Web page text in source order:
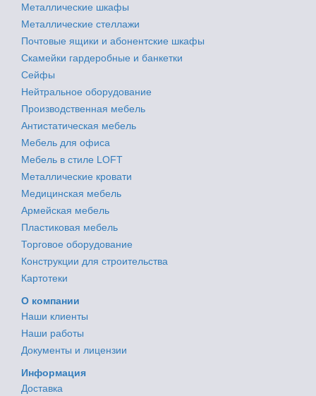
Металлические шкафы
Металлические стеллажи
Почтовые ящики и абонентские шкафы
Скамейки гардеробные и банкетки
Сейфы
Нейтральное оборудование
Производственная мебель
Антистатическая мебель
Мебель для офиса
Мебель в стиле LOFT
Металлические кровати
Медицинская мебель
Армейская мебель
Пластиковая мебель
Торговое оборудование
Конструкции для строительства
Картотеки
О компании
Наши клиенты
Наши работы
Документы и лицензии
Информация
Доставка